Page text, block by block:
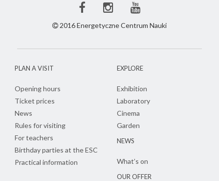
FacebookInstagram
ECN
ECN
2016 Energetyczne Centrum Nauki
PLAN A VISIT
Opening hours
Ticket prices
News
Rules for visiting
For teachers
Birthday parties at the ESC
Practical information
EXPLORE
Exhibition
Laboratory
Cinema
Garden
NEWS
What’s on
OUR OFFER